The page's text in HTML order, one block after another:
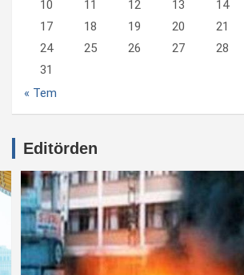
10
11 12 13 14
17
18 19 20 21
24
25 26 27 28
31
« Tem
Editörden